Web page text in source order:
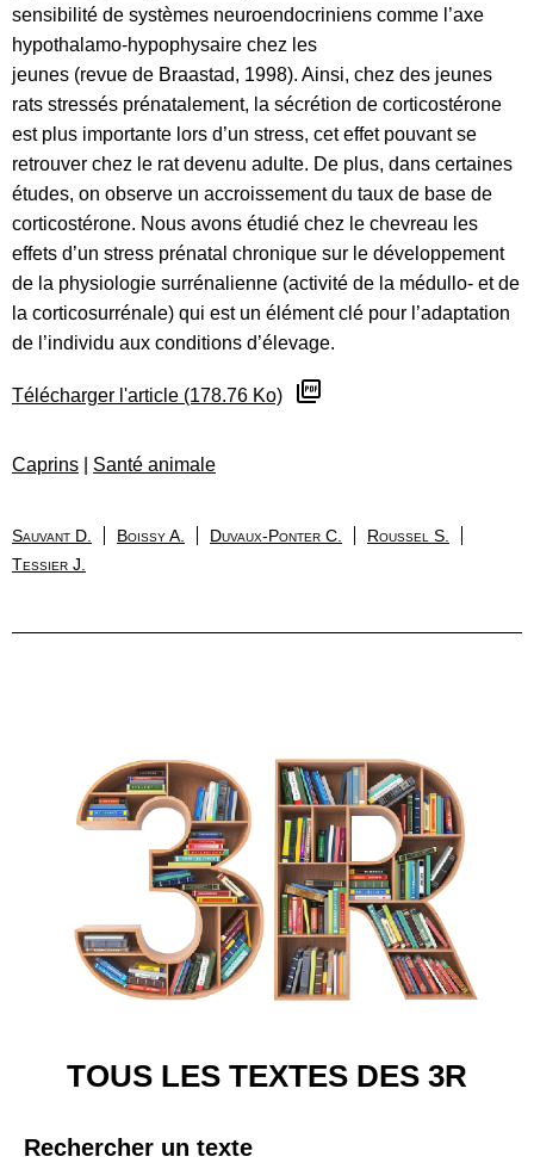
sensibilité de systèmes neuroendocriniens comme l’axe
hypothalamo-hypophysaire chez les
jeunes (revue de Braastad, 1998). Ainsi, chez des jeunes
rats stressés prénatalement, la sécrétion de corticostérone
est plus importante lors d’un stress, cet effet pouvant se
retrouver chez le rat devenu adulte. De plus, dans certaines
études, on observe un accroissement du taux de base de
corticostérone. Nous avons étudié chez le chevreau les
effets d’un stress prénatal chronique sur le développement
de la physiologie surrénalienne (activité de la médullo- et de
la corticosurrénale) qui est un élément clé pour l’adaptation
de l’individu aux conditions d’élevage.
Télécharger l'article (178.76 Ko)
Caprins Santé animale
Sauvant D. Boissy A. Duvaux-Ponter C.
Roussel S.
Tessier J.
TOUS LES TEXTES DES 3R
Rechercher un texte